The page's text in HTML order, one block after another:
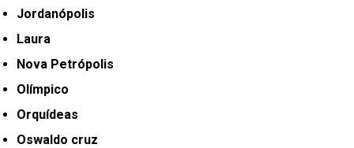
Jordanópolis
Laura
Nova Petrópolis
Olímpico
Orquídeas
Oswaldo cruz